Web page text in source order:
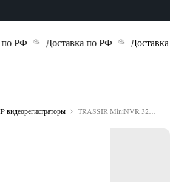
РФ Доставка по РФ Доставка
видеорегистраторы